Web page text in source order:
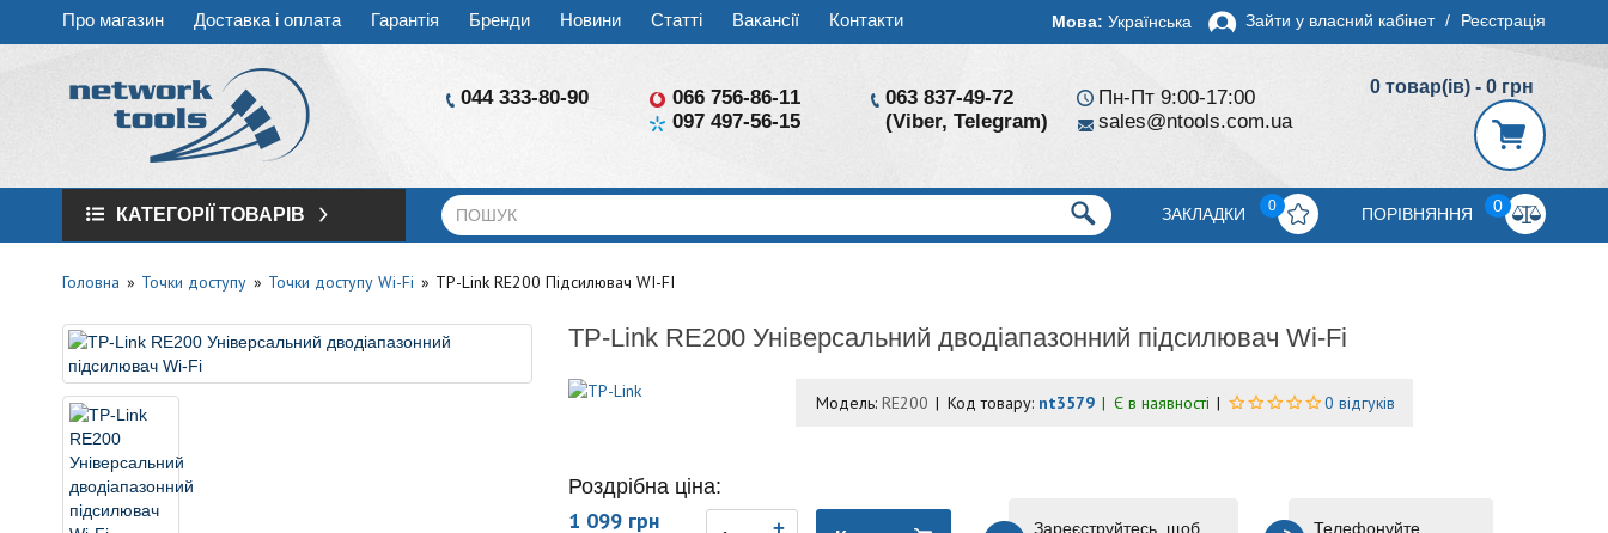
Про магазин Доставка і оплата Гарантія Бренди Новини Статті Вакансії Контакти Мова: Українська Зайти у власний кабінет / Реєстрація
044 333-80-90
066 756-86-11
097 497-56-15
063 837-49-72
(Viber, Telegram)
Пн-Пт 9:00-17:00
sales@ntools.com.ua
0 товар(ів) - 0 грн
КАТЕГОРІЇ ТОВАРІВ ЗАКЛАДКИ 0 ПОРІВНЯННЯ 0
Головна Точки доступу Точки доступу Wi-Fi TP-Link RE200 Підсилювач WI-FI
TP-Link RE200 Універсальний дводіапазонний підсилювач Wi-Fi
Модель:RE200 Код товару: nt3579 Є в наявності 0 відгуків
Роздрібна ціна:
1 099 грн
Зареєструйтесь, щоб
Телефонуйте,